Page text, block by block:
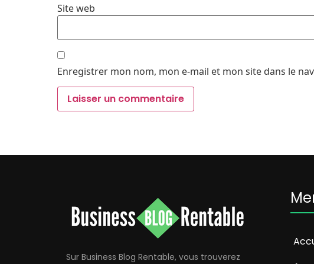
Site web
Enregistrer mon nom, mon e-mail et mon site dans le
Sur Business Blog Rentable, vous trouverez